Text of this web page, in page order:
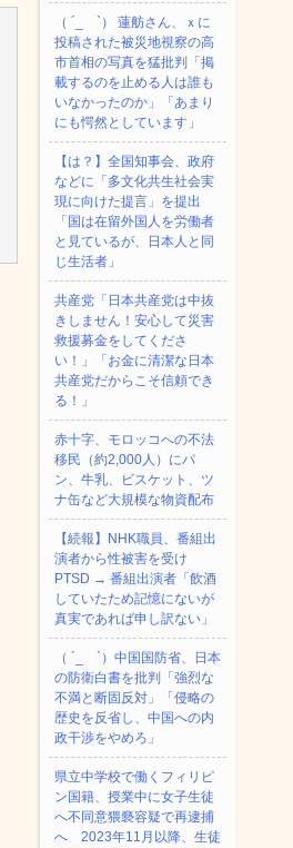
（ ´_ゝ`） 蓮舫さん、ｘに
投稿された被災地視察の高
市首相の写真を猛批判「掲
載するのを止める人は誰も
いなかったのか」「あまり
にも愕然としています」
【は？】全国知事会、政府
などに「多文化共生社会実
現に向けた提言」を提出
「国は在留外国人を労働者
と見ているが、日本人と同
じ生活者」
共産党「日本共産党は中抜
きしません！安心して災害
救援募金をしてくださ
い！」「お金に清潔な日本
共産党だからこそ信頼でき
る！」
赤十字、モロッコへの不法
移民（約2,000人）にパ
ン、牛乳、ビスケット、ツ
ナ缶など大規模な物資配布
【続報】NHK職員、番組出
演者から性被害を受け
PTSD → 番組出演者「飲酒
していたため記憶にないが
真実であれば申し訳ない」
（ ´_ゝ`）中国国防省、日本
の防衛白書を批判「強烈な
不満と断固反対」「侵略の
歴史を反省し、中国への内
政干渉をやめろ」
県立中学校で働くフィリピ
ン国籍、授業中に女子生徒
へ不同意猥褻容疑で再逮捕
へ 2023年11月以降、生徒